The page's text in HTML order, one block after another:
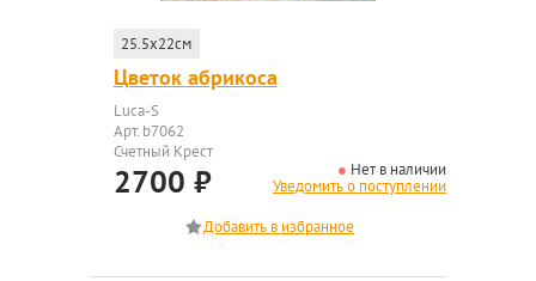
25.5x22см
Цветок абрикоса
Luca-S
Арт. b7062
Счетный Крест
2700 ₽
Нет в наличии
Уведомить о поступлении